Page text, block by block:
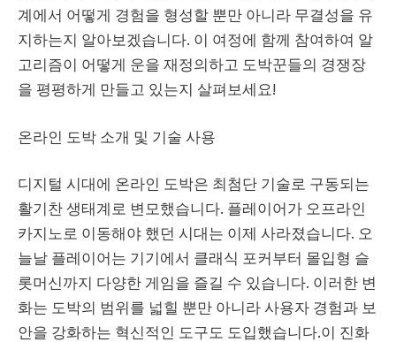
계에서 어떻게 경험을 형성할 뿐만 아니라 무결성을 유
지하는지 알아보겠습니다. 이 여정에 함께 참여하여 알
고리즘이 어떻게 운을 재정의하고 도박꾼들의 경쟁장
을 평평하게 만들고 있는지 살펴보세요!
온라인 도박 소개 및 기술 사용
디지털 시대에 온라인 도박은 최첨단 기술로 구동되는
활기찬 생태계로 변모했습니다. 플레이어가 오프라인
카지노로 이동해야 했던 시대는 이제 사라졌습니다. 오
늘날 플레이어는 기기에서 클래식 포커부터 몰입형 슬
롯머신까지 다양한 게임을 즐길 수 있습니다. 이러한 변
화는 도박의 범위를 넓힐 뿐만 아니라 사용자 경험과 보
안을 강화하는 혁신적인 도구도 도입했습니다.이 진화